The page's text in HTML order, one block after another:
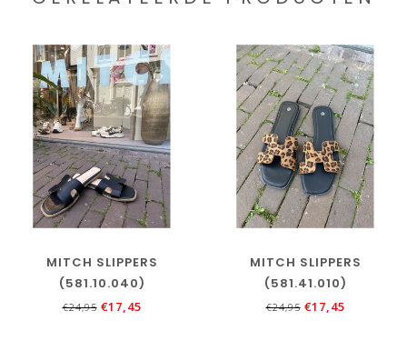
MITCH SLIPPERS
(581.10.040)
€24,95 €17,45
MITCH SLIPPERS
(581.41.010)
€24,95 €17,45